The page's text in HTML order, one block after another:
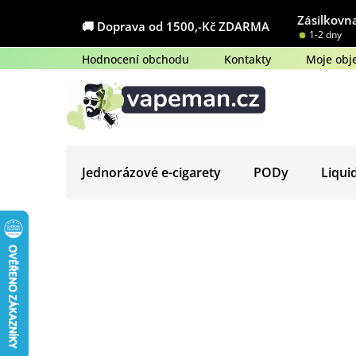
obsah
🚚 Doprava od 1500,-Kč ZDARMA
1-2 dny
Hodnocení obchodu Kontakty Moje
Jednorázové e-cigarety PODy